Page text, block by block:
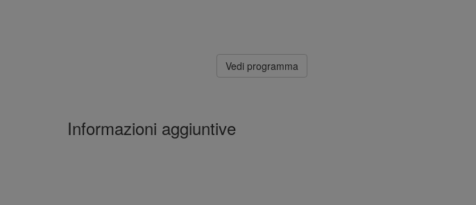
Vedi programma
Informazioni aggiuntive